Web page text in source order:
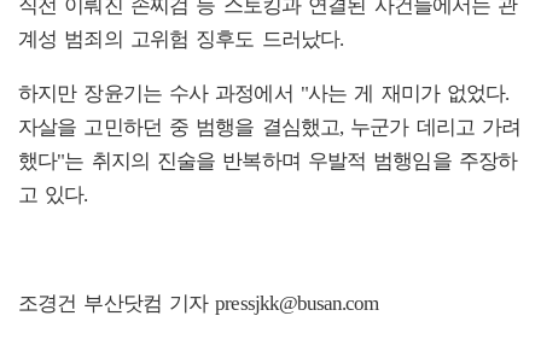
직전 이뤄진 손찌검 등 스토킹과 연결된 사건들에서는 관
계성 범죄의 고위험 징후도 드러났다.
하지만 장윤기는 수사 과정에서 "사는 게 재미가 없었다.
자살을 고민하던 중 범행을 결심했고, 누군가 데리고 가려
했다"는 취지의 진술을 반복하며 우발적 범행임을 주장하
고 있다.
조경건 부산닷컴 기자 pressjkk@busan.com